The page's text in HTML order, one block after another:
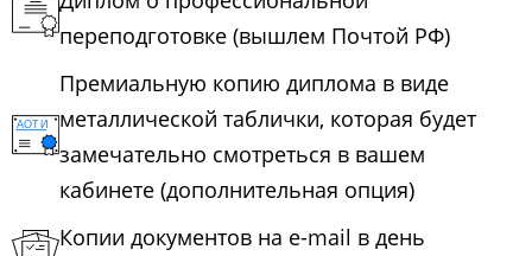
переподготовке (вышлем Почтой РФ)
Премиальную копию диплома в виде
металлической таблички, которая будет
замечательно смотреться в вашем
кабинете (дополнительная опция)
Копии документов на e-mail в день